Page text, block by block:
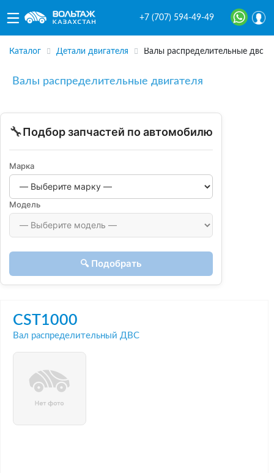
+7 (707) 594-49-49
Каталог Детали двигателя Валы распределительные двс
Валы распределительные двигателя
🔧Подбор запчастей по автомобилю
Марка
Модель
🔍 Подобрать
CST1000
Вал распределительный ДВС